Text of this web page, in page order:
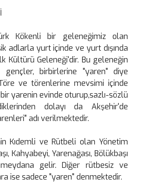
Kökenli bir geleneğimiz olan
adlarla yurt içinde ve yurt dışında
Kültürü Geleneği'dir. Bu geleneğin
gençler, birbirlerine "yaren" diye
ve törenlerine mevsimi içinde
yarenin evinde oturup,sazlı-sözlü
dolayı da Akşehir'de
adı verilmektedir.
Kıdemli ve Rütbeli olan Yönetim
Kahyabeyi, Yarenağası, Bölükbaşı
gelir. Diğer rütbesiz ve
ise sadece "yaren" denmektedir.